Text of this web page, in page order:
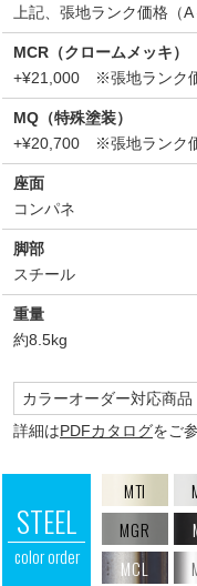
上記、張地ランク価格（
MCR（クロームメッキ）
+¥21,000 ※張地ランク
MQ（特殊塗装）
+¥20,700 ※張地ランク
座面
コンパネ
脚部
スチール
重量
約8.5kg
カラーオーダー対応商品
詳細はPDFカタログをご
STEEL
color order
MTI
MGR
MCL